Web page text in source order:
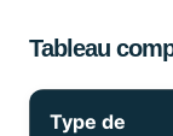
Tableau
Type de